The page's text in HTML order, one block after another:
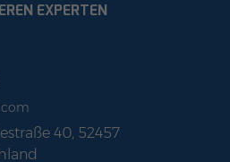
EXPERTEN
40, 52457